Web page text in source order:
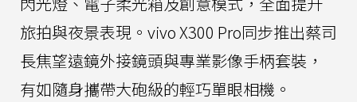
旅拍與夜景表現。vivo X300 Pro同步推出蔡司
長焦望遠鏡外接鏡頭與專業影像手柄套裝，
有如隨身攜帶大砲級的輕巧單眼相機。